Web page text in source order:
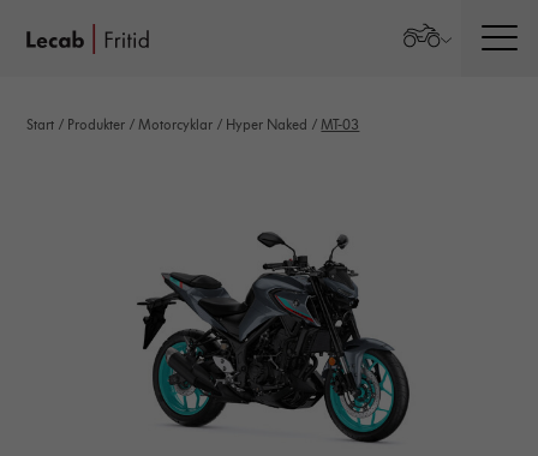
Start / Produkter /Motorcyklar / Hyper Naked /MT-03